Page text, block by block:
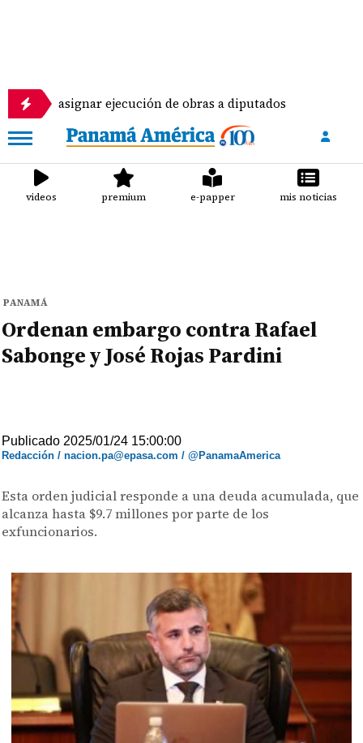
ejecución de obras a diputados
videos premium e-papper mis noticias
PANAMÁ
Ordenan embargo contra Rafael
Sabonge y José Rojas Pardini
Publicado 2025/01/24 15:00:00
Redacción / nacion.pa@epasa.com / @PanamaAmerica
Esta orden judicial responde a una deuda acumulada, que
alcanza hasta $9.7 millones por parte de los
exfuncionarios.